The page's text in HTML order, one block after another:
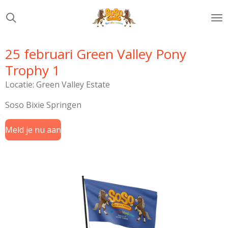
direct
hoofdinhoud
25 februari Green Valley Pony
Trophy 1
Locatie: Green Valley Estate
Soso Bixie Springen
Meld je nu aan